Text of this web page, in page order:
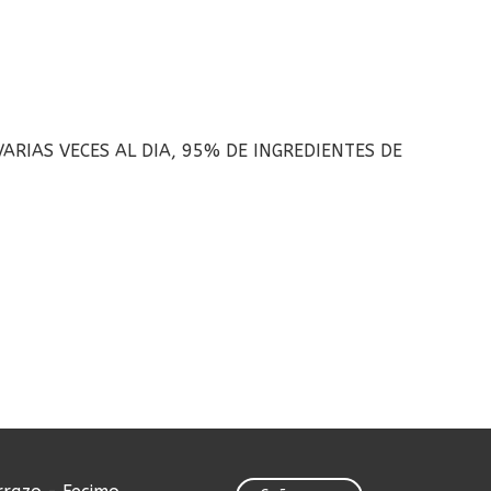
VECES AL DIA, 95% DE INGREDIENTES DE